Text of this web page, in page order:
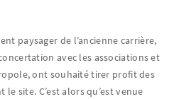
paysager de l’ancienne carrière,
avec les associations et
ont souhaité tirer profit des
site. C’est alors qu’est venue